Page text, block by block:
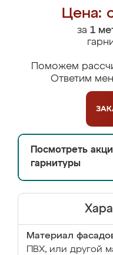
Цена:
за 1
Поможем
Ответим
Посмотреть
гарнитуры
Материал
ПВХ, или другой